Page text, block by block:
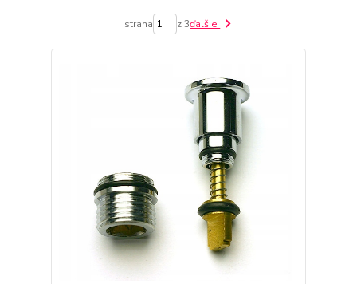
strana z 3ďalšie